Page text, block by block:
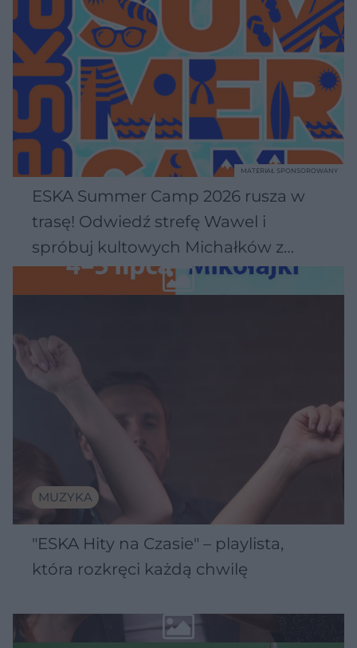
ESKA Summer Camp 2026 rusza w
trasę! Odwiedź strefę Wawel i
spróbuj kultowych Michałków z
Wawelu
MATERIAŁ SPONSOROWANY
MUZYKA
"ESKA Hity na Czasie" – playlista,
która rozkręci każdą chwilę